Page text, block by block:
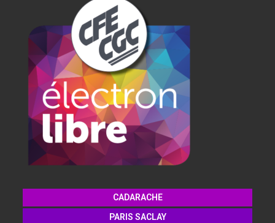
CADARACHE
PARIS SACLAY